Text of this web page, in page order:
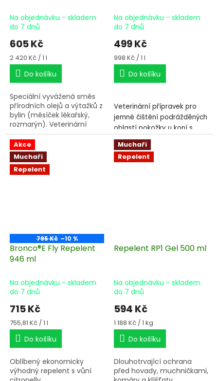
Na objednávku - skladem
do 7 dnů
605 Kč
Měrná
cena:
2 420 Kč / 1 l
Do košíku
Speciální vyvážená směs
přírodních olejů a výtažků z
bylin (měsíček lékařský,
rozmarýn). Veterinární
přípravek okamžitě
pomůže při vyrážce,
svědění, podrážděné kůži
nebo při akutních
příznacích letní vyrážky.
Na objednávku - skladem
do 7 dnů
499 Kč
Měrná
cena:
998 Kč / 1 l
Do košíku
Veterinární přípravek pro
jemné čištění podrážděných
oblastí pokožky u koní s
ekzémy. S jemnými, ale
silnými bylinnými
detergenty. Bez alkoholu.
Akce
Muchaři
Repelent
795 Kč –10 %
Bronco®E Fly Repelent
946 ml
Na objednávku - skladem
do 7 dnů
715 Kč
Měrná
cena:
755,81 Kč / 1 l
Do košíku
Oblíbený ekonomicky
výhodný repelent s vůní
Muchaři
Repelent
Repelent RP1 Gel 500 ml
Na objednávku - skladem
do 7 dnů
594 Kč
Měrná
cena:
1 188 Kč / 1 kg
Do košíku
Dlouhotrvající ochrana
před hovady, muchničkami,